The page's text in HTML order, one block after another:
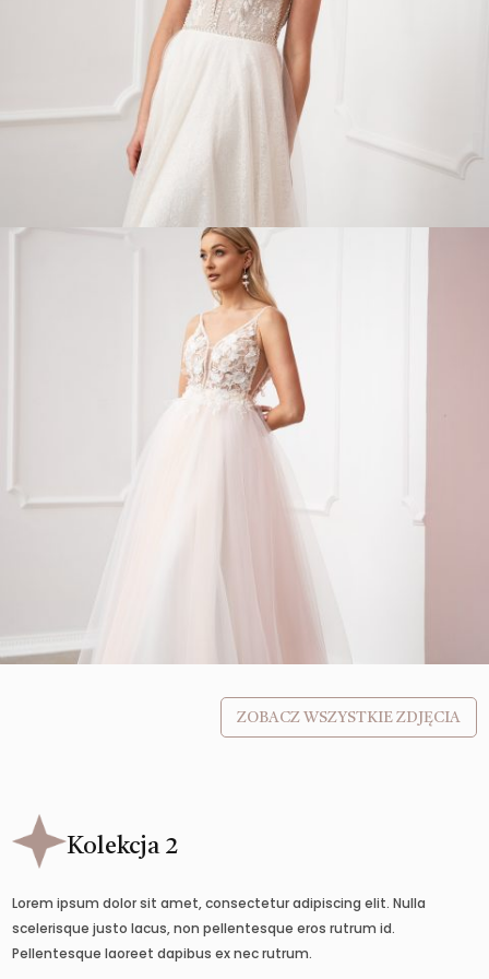
ZOBACZ WSZYSTKIE ZDJĘCIA
Kolekcja 2
Lorem ipsum dolor sit amet, consectetur adipiscing elit. Nulla
scelerisque justo lacus, non pellentesque eros rutrum id.
Pellentesque laoreet dapibus ex nec rutrum.